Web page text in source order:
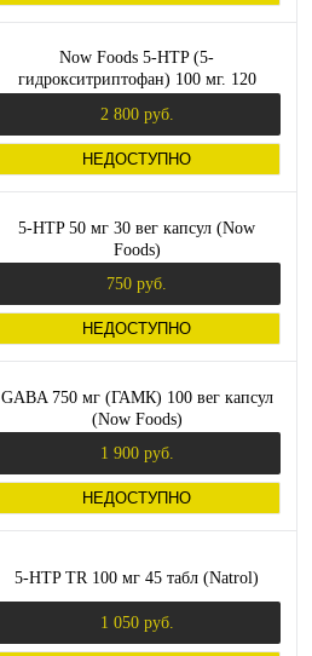
Now Foods 5-HTP (5-
гидрокситриптофан) 100 мг. 120
2 800 руб.
НЕДОСТУПНО
5-HTP 50 мг 30 вег капсул (Now
Foods)
750 руб.
НЕДОСТУПНО
GABA 750 мг (ГАМК) 100 вег капсул
(Now Foods)
1 900 руб.
НЕДОСТУПНО
5-HTP TR 100 мг 45 табл (Natrol)
1 050 руб.